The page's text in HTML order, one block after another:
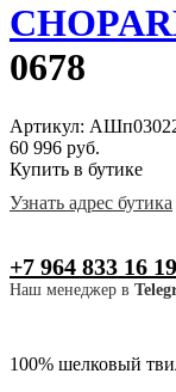
0678
Артикул:
60 996 руб.
Купить в бутике
Узнать адрес бутика
+7 964 833 16 19
Наш менеджер в
100% шелковый